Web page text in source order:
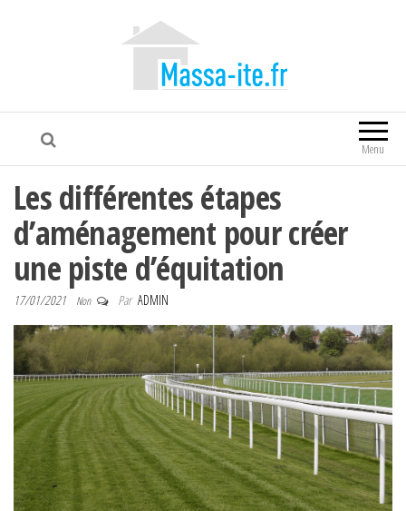
Massa-ite
Menu
Les différentes étapes
d’aménagement pour créer
une piste d’équitation
17/01/2021 Non Par ADMIN